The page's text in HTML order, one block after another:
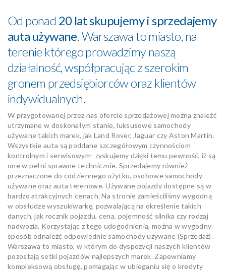
Od ponad 20 lat skupujemy i sprzedajemy
auta używane. Warszawa to miasto, na
terenie którego prowadzimy naszą
działalność, współpracując z szerokim
gronem przedsiębiorców oraz klientów
indywidualnych.
W przygotowanej przez nas ofercie sprzedażowej można znaleźć
utrzymane w doskonałym stanie, luksusowe samochody
używane takich marek, jak Land Rover, Jaguar czy Aston Martin.
Wszystkie auta są poddane szczegółowym czynnościom
kontrolnym i serwisowym- zyskujemy dzięki temu pewność, iż są
one w pełni sprawne technicznie. Sprzedajemy również
przeznaczone do codziennego użytku, osobowe samochody
używane oraz auta terenowe. Używane pojazdy dostępne są w
bardzo atrakcyjnych cenach. Na stronie zamieściliśmy wygodną
w obsłudze wyszukiwarkę, pozwalającą na określenie takich
danych, jak rocznik pojazdu, cena, pojemność silnika czy rodzaj
nadwozia. Korzystając z tego udogodnienia, można w wygodny
sposób odnaleźć odpowiednie samochody używane (Sprzedaż).
Warszawa to miasto, w którym do dyspozycji naszych klientów
pozostają setki pojazdów najlepszych marek. Zapewniamy
kompleksową obsługę, pomagając w ubieganiu się o kredyty